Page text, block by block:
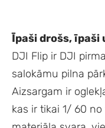
Īpaši drošs, īpaši
DJI Flip ir DJI
salokāmu pilna
Aizsargam ir
kas ir tikai 1/ 60